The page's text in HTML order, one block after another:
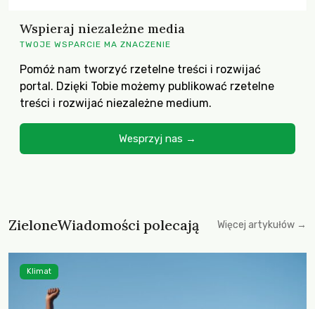
Wspieraj niezależne media
TWOJE WSPARCIE MA ZNACZENIE
Pomóż nam tworzyć rzetelne treści i rozwijać
portal. Dzięki Tobie możemy publikować rzetelne
treści i rozwijać niezależne medium.
Wesprzyj nas →
ZieloneWiadomości polecają Więcej artykułów →
Klimat